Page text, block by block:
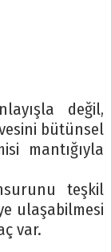
değil,
bütünsel
mantığıyla
teşkil
ulaşabilmesi
var.